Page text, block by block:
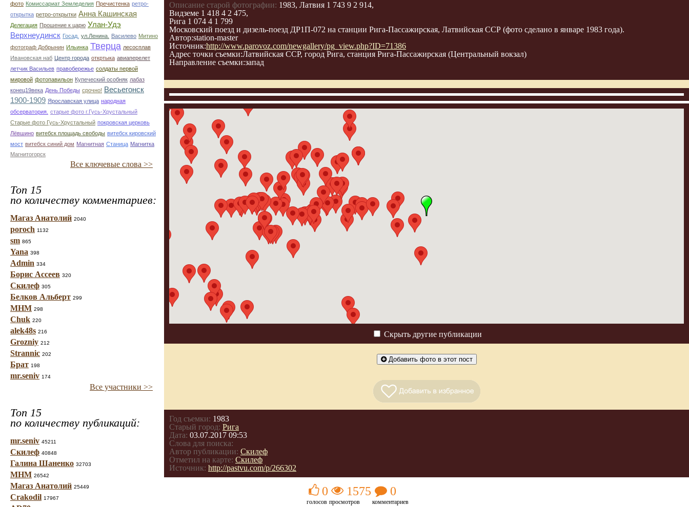
фото Комиссариат Земледелия Пречистенка ретро-
открытка ретро-открытки Анна Кашинская
Делегация Прошение к царю Улан-Удэ
Верхнеудинск Госад. ул.Ленина. Василево Митино
фотограф Добрынин Ильинка Тверца лесосплав
Ивановская наб Центр города откртыка авиаперелет
летчик Васильев правобережье солдаты первой
мировой фотопавильон Купеческий особняк лабаз
конец19века День Победы срочно! Весьегонск
1900-1909 Ярославская улица народная
обсерватория. старые фото г.Гусь-Хрустальный
Старые фото Гусь-Хрустальный покровская церковь
Лёвшино витебск площадь свободы витебск кировский
мост витебск синий дом Магнитная Станица Магнитка
Магнитогорск
Все ключевые слова >>
Топ 15
по количеству комментариев:
Магаз Анатолий 2040
poroch 1132
sm 865
Yana 398
Admin 334
Борис Ассеев 320
Скилеф 305
Белков Альберт 299
МНМ 298
Chuk 220
alek48s 216
Grozniy 212
Strannic 202
Брат 198
mr.seniv 174
Все участники >>
Топ 15
по количеству публикаций:
mr.seniv 45211
Скилеф 40848
Галина Шаненко 32703
МНМ 26542
Магаз Анатолий 25449
Crakodil 17967
Описание старой фотографии: 1983, Латвия 1 743 9 2 914,
Видземе 1 418 4 2 475,
Рига 1 074 4 1 799
Московский поезд и дизель-поезд ДР1П-072 на станции Рига-Пассажирская, Латвийская ССР (фото сделано в январе 1983 года).
Автор:station-master
Источник:http://www.parovoz.com/newgallery/pg_view.php?ID=71386
Адрес точки съемки:Латвийская ССР, город Рига, станция Рига-Пассажирская (Центральный вокзал)
Направление съемки:запад
Скрыть другие публикации
Добавить фото в этот пост
Год съемки: 1983
Старый город: Рига
Дата: 03.07.2017 09:53
Слова для поиска:
Автор публикации: Скилеф
Отметил на карте: Скилеф
Источник: http://pastvu.com/p/266302
0
голосов
1575
просмотров
0
комментариев